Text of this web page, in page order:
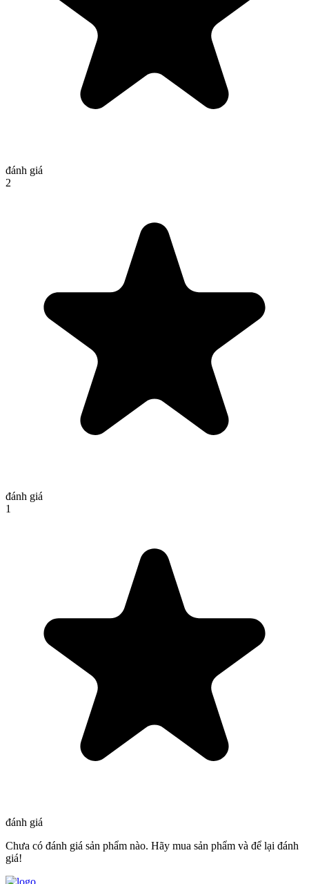
đánh giá
2
đánh giá
1
đánh giá
Chưa có đánh giá sản phẩm nào. Hãy mua sản phẩm và để lại đánh
giá!